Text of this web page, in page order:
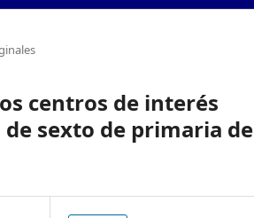
centros de interés
sexto de primaria de